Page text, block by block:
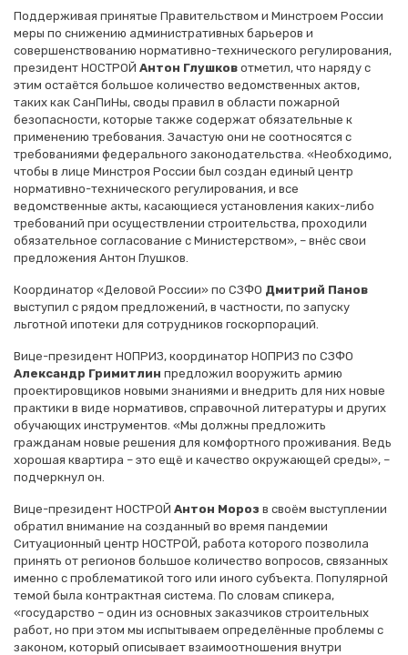
Поддерживая принятые Правительством и Минстроем России
меры по снижению административных барьеров и
совершенствованию нормативно-технического регулирования,
президент НОСТРОЙ Антон Глушков отметил, что наряду с
этим остаётся большое количество ведомственных актов,
таких как СанПиНы, своды правил в области пожарной
безопасности, которые также содержат обязательные к
применению требования. Зачастую они не соотносятся с
требованиями федерального законодательства. «Необходимо,
чтобы в лице Минстроя России был создан единый центр
нормативно-технического регулирования, и все
ведомственные акты, касающиеся установления каких-либо
требований при осуществлении строительства, проходили
обязательное согласование с Министерством», – внёс свои
предложения Антон Глушков.
Координатор «Деловой России» по СЗФО Дмитрий Панов
выступил с рядом предложений, в частности, по запуску
льготной ипотеки для сотрудников госкорпораций.
Вице-президент НОПРИЗ, координатор НОПРИЗ по СЗФО
Александр Гримитлин предложил вооружить армию
проектировщиков новыми знаниями и внедрить для них новые
практики в виде нормативов, справочной литературы и других
обучающих инструментов. «Мы должны предложить
гражданам новые решения для комфортного проживания. Ведь
хорошая квартира – это ещё и качество окружающей среды», –
подчеркнул он.
Вице-президент НОСТРОЙ Антон Мороз в своём выступлении
обратил внимание на созданный во время пандемии
Ситуационный центр НОСТРОЙ, работа которого позволила
принять от регионов большое количество вопросов, связанных
именно с проблематикой того или иного субъекта. Популярной
темой была контрактная система. По словам спикера,
«государство – один из основных заказчиков строительных
работ, но при этом мы испытываем определённые проблемы с
законом, который описывает взаимоотношения внутри